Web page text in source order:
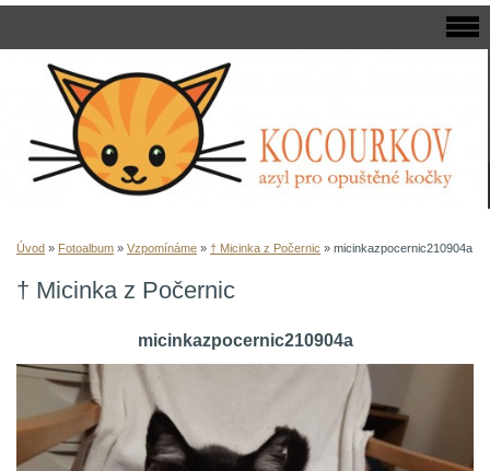
Úvod » Fotoalbum » Vzpomínáme » † Micinka z Počernic » micinkazpocernic210904a
† Micinka z Počernic
micinkazpocernic210904a